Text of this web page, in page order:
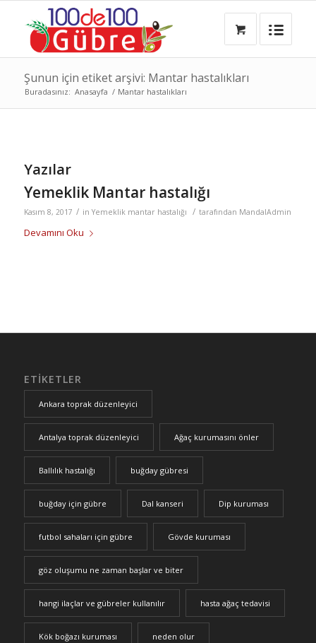
Şunun için etiket arşivi: Mantar hastalıkları
Buradasınız: Anasayfa / Mantar hastalıkları
Yazılar
Yemeklik Mantar hastalığı
Kasım 8, 2017 / in Yemeklik mantar hastalığı / tarafından MandalAdmin
Devamını Oku
ETIKETLER
Ankara toprak düzenleyici
Antalya toprak düzenleyici Ağaç kurumasını önler
Ballılık hastalığı buğday gübresi
buğday için gübre Dal kanseri Dip kuruması
futbol sahaları için gübre Gövde kuruması
göz oluşumu ne zaman başlar ve biter
hangi ilaçlar ve gübreler kullanılır hasta ağaç tedavisi
Kök boğazı kuruması neden olur